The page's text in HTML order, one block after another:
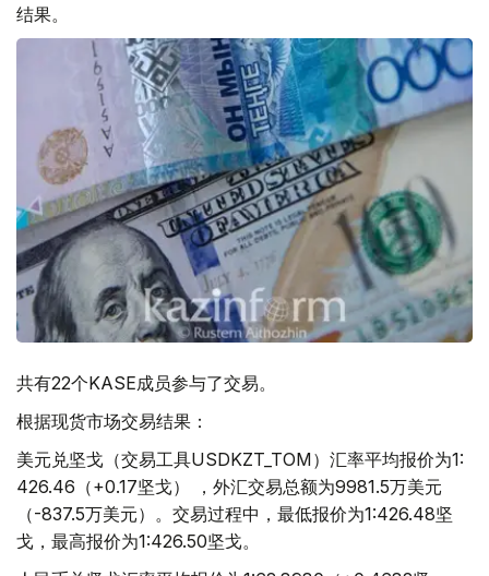
结果。
共有22个KASE成员参与了交易。
根据现货市场交易结果：
美元兑坚戈（交易工具USDKZT_TOM）汇率平均报价为1:
426.46（+0.17坚戈） ，外汇交易总额为9981.5万美元
（-837.5万美元）。交易过程中，最低报价为1:426.48坚
戈，最高报价为1:426.50坚戈。